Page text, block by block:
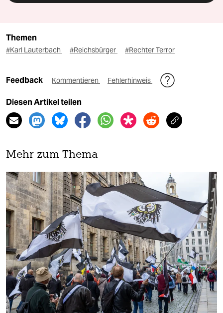
Themen
#Karl Lauterbach #Reichsbürger #Rechter Terror
Feedback Kommentieren Fehlerhinweis
Diesen Artikel teilen
Mehr zum Thema